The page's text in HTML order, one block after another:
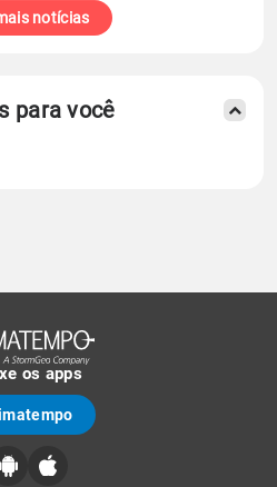
notícias
para você
os apps